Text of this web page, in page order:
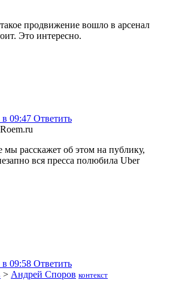
продвижение вошло в арсенал
Это интересно.
в 09:47 Ответить
Roem.ru
мы расскажет об этом на публику,
вся пресса полюбила Uber
в 09:58 Ответить
> Андрей Споров контекст